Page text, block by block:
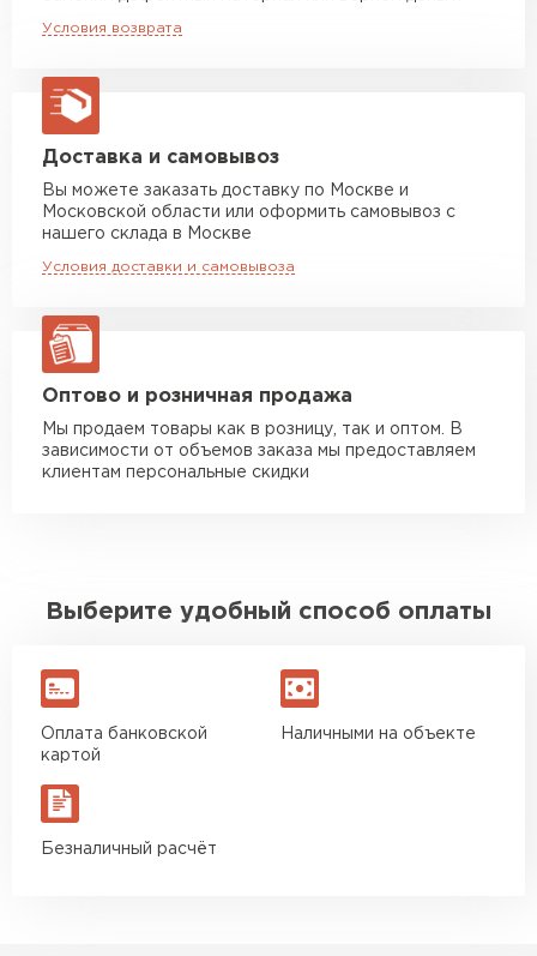
макс. длина груза 13,5 м
Манипулятор до 5 тн
макс. длина груза 6 м
Манипулятор до 10 тн
макс. длина груза 8 м
Манипулятор до 20 тн
Условия возврата
Доставка и самовывоз
Вы можете заказать доставку по Москве и
Московской области или оформить самовывоз с
нашего склада в Москве
Условия доставки и самовывоза
Оптово и розничная продажа
Мы продаем товары как в розницу, так и оптом. В
зависимости от объемов заказа мы предоставляем
клиентам персональные скидки
Выберите удобный способ оплаты
Оплата банковской
картой
Наличными на объекте
Безналичный расчёт